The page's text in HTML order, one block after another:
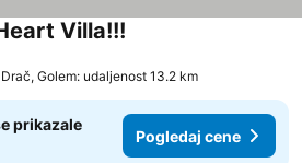
Villa!!!
Drač, Golem: udaljenost 13.2 km
prikazale
Pogledaj cene